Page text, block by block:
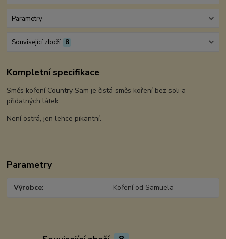
Parametry
Související zboží 8
Kompletní specifikace
Směs koření Country Sam je čistá směs koření bez soli a
přidatných látek.
Není ostrá, jen lehce pikantní.
Parametry
Výrobce Koření od Samuela